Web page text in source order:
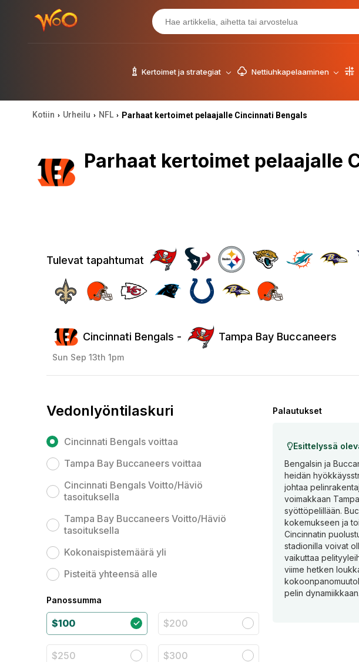
Kertoimet ja strategiat Nettiuhkapelaaminen
Kotiin › Urheilu › NFL › Parhaat kertoimet pelaajalle Cincinnati Bengals
Parhaat kertoimet pelaajalle
Tulevat tapahtumat
Cincinnati Bengals - Tampa Bay Buccaneers
Sun Sep 13th 1pm
Vedonlyöntilaskuri
Cincinnati Bengals voittaa
Tampa Bay Buccaneers voittaa
Cincinnati Bengals Voitto/Häviö
tasoituksella
Tampa Bay Buccaneers Voitto/Häviö
tasoituksella
Kokonaispistemäärä yli
Pisteitä yhteensä alle
Panossumma
$100 $200
$250 $300
Palautukset
Esittelyssä
Bengalsin ja
heidän
johtaa
voimakkaan
syöttöpelillään.
kokemukseen ja
Cincinnatin
stadionilla voivat
vaikuttaa
viime hetken
pelin dynamiikkaan.